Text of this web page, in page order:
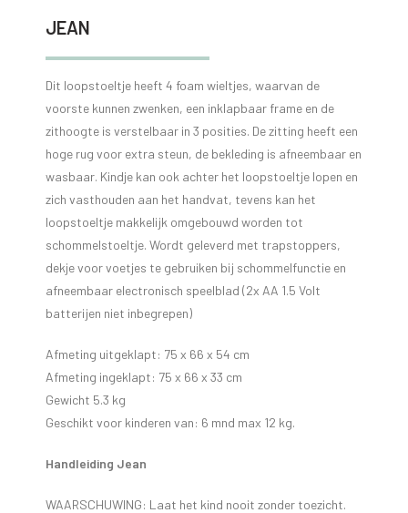
JEAN
Dit loopstoeltje heeft 4 foam wieltjes, waarvan de
voorste kunnen zwenken, een inklapbaar frame en de
zithoogte is verstelbaar in 3 posities. De zitting heeft een
hoge rug voor extra steun, de bekleding is afneembaar en
wasbaar. Kindje kan ook achter het loopstoeltje lopen en
zich vasthouden aan het handvat, tevens kan het
loopstoeltje makkelijk omgebouwd worden tot
schommelstoeltje. Wordt geleverd met trapstoppers,
dekje voor voetjes te gebruiken bij schommelfunctie en
afneembaar electronisch speelblad (2x AA 1.5 Volt
batterijen niet inbegrepen)
Afmeting uitgeklapt: 75 x 66 x 54 cm
Afmeting ingeklapt: 75 x 66 x 33 cm
Gewicht 5.3 kg
Geschikt voor kinderen van: 6 mnd max 12 kg.
Handleiding Jean
WAARSCHUWING: Laat het kind nooit zonder toezicht.